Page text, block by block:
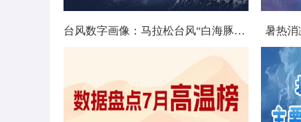
台风数字画像：马拉松台风“白海豚”将影响十余省份 暑热消